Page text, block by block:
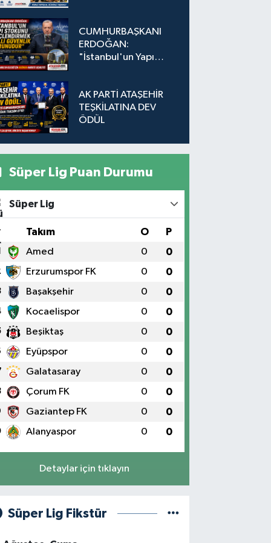
CUMHURBAŞKANI
ERDOĞAN:
"İstanbul'un Yapı
Güvenlik Sorunudur"
AK PARTİ ATAŞEHİR
TEŞKİLATINA DEV
ÖDÜL
Süper Lig Puan Durumu
Süper Lig
Takım O P
Amed 0 0
Erzurumspor FK 0 0
Başakşehir 0 0
Kocaelispor 0 0
Beşiktaş 0 0
Eyüpspor 0 0
Galatasaray 0 0
Çorum FK 0 0
Gaziantep FK 0 0
Alanyaspor 0 0
Detaylar için tıklayın
Süper Lig Fikstür